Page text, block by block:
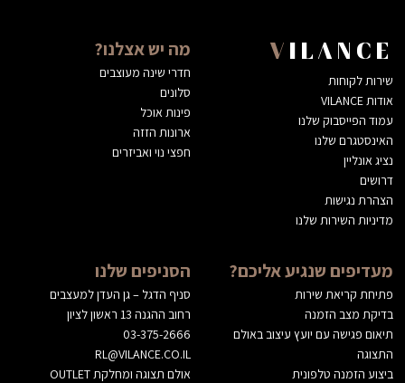
VILANCE
שירות לקוחות
אודות VILANCE
עמוד הפייסבוק שלנו
האינסטגרם שלנו
נציג אונליין
דרושים
הצהרת נגישות
מדיניות השירות שלנו
מה יש אצלנו?
חדרי שינה מעוצבים
סלונים
פינות אוכל
ארונות הזזה
חפצי נוי ואביזרים
מעדיפים שנגיע אליכם?
פתיחת קריאת שירות
בדיקת מצב הזמנה
תיאום פגישה עם יועץ עיצוב באולם
התצוגה
ביצוע הזמנה טלפונית
הסניפים שלנו
סניף הדגל – גן העדן למעצבים
רחוב ההגנה 13 ראשון לציון
03-375-2666
RL@VILANCE.CO.IL
אולם תצוגה ומחלקת OUTLET